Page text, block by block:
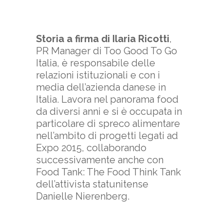
Storia a firma di Ilaria Ricotti,
PR Manager di Too Good To Go
Italia, è responsabile delle
relazioni istituzionali e con i
media dell’azienda danese in
Italia. Lavora nel panorama food
da diversi anni e si è occupata in
particolare di spreco alimentare
nell’ambito di progetti legati ad
Expo 2015, collaborando
successivamente anche con
Food Tank: The Food Think Tank
dell’attivista statunitense
Danielle Nierenberg.